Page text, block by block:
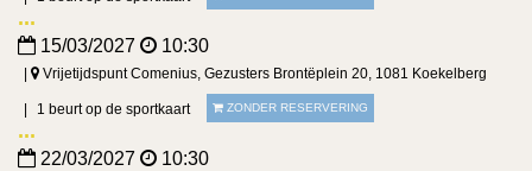
15/03/2027 10:30
Vrijetijdspunt Comenius, Gezusters Brontëplein 20, 1081 Koekelberg
1 beurt op de sportkaart ZONDER RESERVERING
22/03/2027 10:30